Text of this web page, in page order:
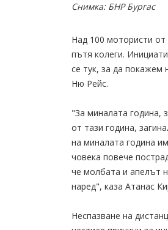
Снимка: БНР Бургас
Над 100 мотористи от
пътя колеги.
се тук, за да покажем
Ню Рейс.
"За миналата година,
от тази година,
на миналата година
човека повече
че молбата и апелът
наред", каза Атанас
Неспазване на